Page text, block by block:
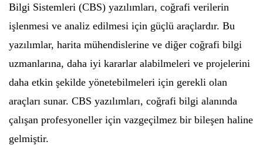
Bilgi Sistemleri (CBS) yazılımları, coğrafi verilerin
işlenmesi ve analiz edilmesi için güçlü araçlardır. Bu
yazılımlar, harita mühendislerine ve diğer coğrafi bilgi
uzmanlarına, daha iyi kararlar alabilmeleri ve projelerini
daha etkin şekilde yönetebilmeleri için gerekli olan
araçları sunar. CBS yazılımları, coğrafi bilgi alanında
çalışan profesyoneller için vazgeçilmez bir bileşen haline
gelmiştir.